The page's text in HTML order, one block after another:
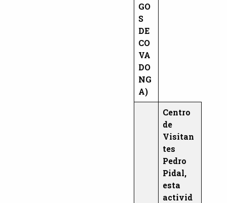
GO
S
DE
CO
VA
DO
NG
A)
Centro
de
Visitan
tes
Pedro
Pidal,
esta
activid